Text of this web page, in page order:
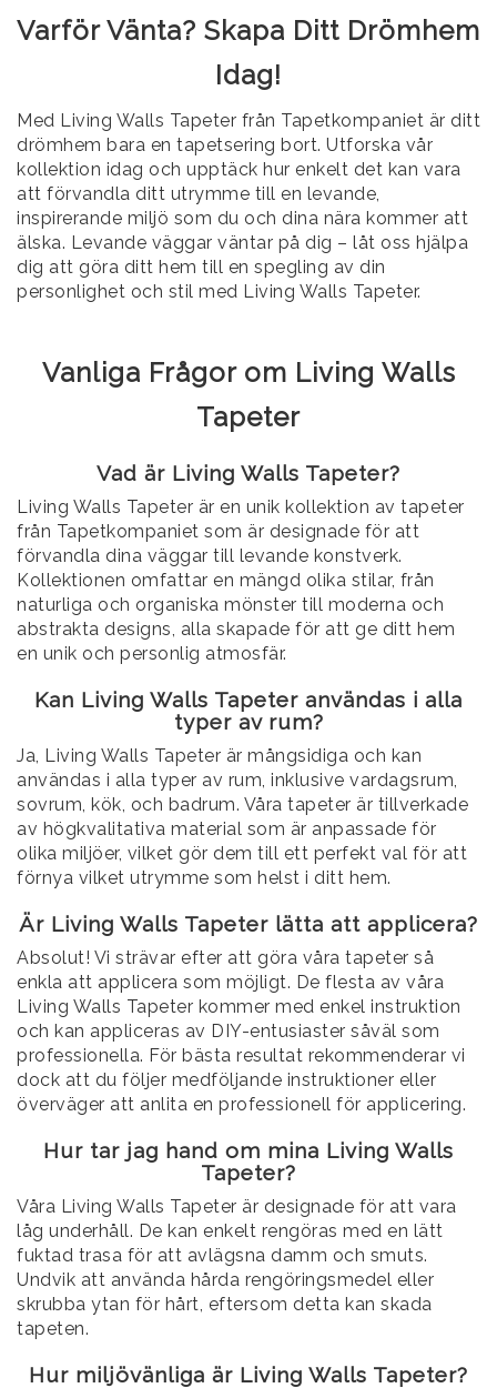
Varför Vänta? Skapa Ditt Drömhem
Idag!
Med Living Walls Tapeter från Tapetkompaniet är ditt
drömhem bara en tapetsering bort. Utforska vår
kollektion idag och upptäck hur enkelt det kan vara
att förvandla ditt utrymme till en levande,
inspirerande miljö som du och dina nära kommer att
älska. Levande väggar väntar på dig – låt oss hjälpa
dig att göra ditt hem till en spegling av din
personlighet och stil med Living Walls Tapeter.
Vanliga Frågor om Living Walls
Tapeter
Vad är Living Walls Tapeter?
Living Walls Tapeter är en unik kollektion av tapeter
från Tapetkompaniet som är designade för att
förvandla dina väggar till levande konstverk.
Kollektionen omfattar en mängd olika stilar, från
naturliga och organiska mönster till moderna och
abstrakta designs, alla skapade för att ge ditt hem
en unik och personlig atmosfär.
Kan Living Walls Tapeter användas i alla
typer av rum?
Ja, Living Walls Tapeter är mångsidiga och kan
användas i alla typer av rum, inklusive vardagsrum,
sovrum, kök, och badrum. Våra tapeter är tillverkade
av högkvalitativa material som är anpassade för
olika miljöer, vilket gör dem till ett perfekt val för att
förnya vilket utrymme som helst i ditt hem.
Är Living Walls Tapeter lätta att applicera?
Absolut! Vi strävar efter att göra våra tapeter så
enkla att applicera som möjligt. De flesta av våra
Living Walls Tapeter kommer med enkel instruktion
och kan appliceras av DIY-entusiaster såväl som
professionella. För bästa resultat rekommenderar vi
dock att du följer medföljande instruktioner eller
överväger att anlita en professionell för applicering.
Hur tar jag hand om mina Living Walls
Tapeter?
Våra Living Walls Tapeter är designade för att vara
låg underhåll. De kan enkelt rengöras med en lätt
fuktad trasa för att avlägsna damm och smuts.
Undvik att använda hårda rengöringsmedel eller
skrubba ytan för hårt, eftersom detta kan skada
tapeten.
Hur miljövänliga är Living Walls Tapeter?